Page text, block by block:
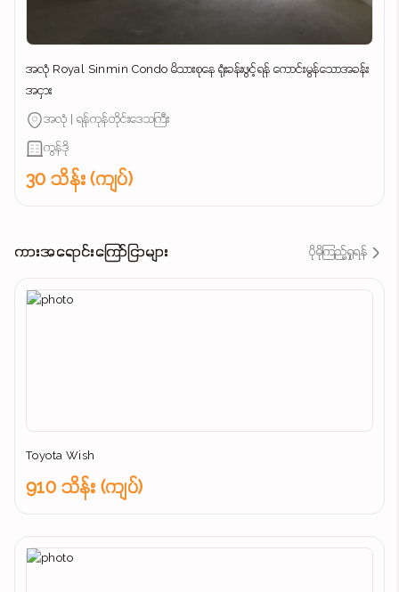
အလုံ Royal Sinmin Condo မိသားစုနေ ရုံးခန်းဖွင့်ရန် ကောင်းမွန်သောအခန်း
အငှား
အလုံ | ရန်ကုန်တိုင်းဒေသကြီး
ကွန်ဒို
30 သိန်း (ကျပ်)
ကားအရောင်းကြော်ငြာများ ပိုမိုကြည့်ရှုရန်
Toyota Wish
910 သိန်း (ကျပ်)